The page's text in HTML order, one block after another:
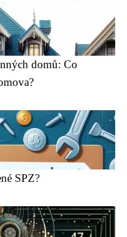
domů: Co
SPZ?